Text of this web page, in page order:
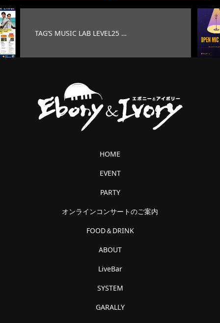
LEVEL25 … オープンマイク
HOME
EVENT
PARTY
オンラインコンサートのご案内
FOOD＆DRINK
ABOUT
LiveBar
SYSTEM
GARALLY